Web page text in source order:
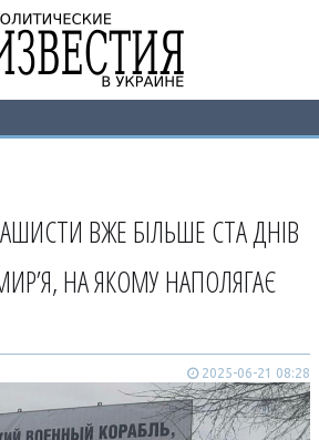
ВЖЕ БІЛЬШЕ СТА ДНІВ
НА ЯКОМУ НАПОЛЯГАЄ
2025-06-21 08:28